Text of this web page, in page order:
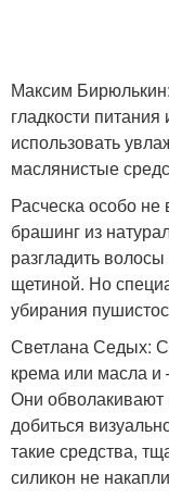
Максим
гладкости
использовать
маслянистые
Расческа особо
брашинг из
разгладить
щетиной. Но
убирания
Светлана Седых:
крема или масла и
Они обволакивают
добиться
такие средства,
силикон не